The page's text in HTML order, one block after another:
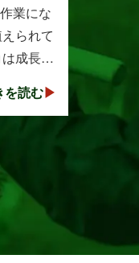
業にな
られて
成長が
り、お
を読む